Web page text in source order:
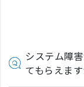
システム障
てもらえま